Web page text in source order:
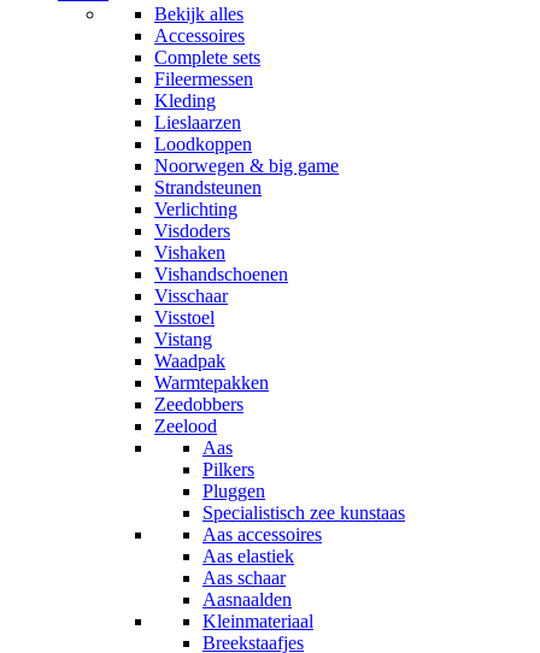
Bekijk alles
Accessoires
Complete sets
Fileermessen
Kleding
Lieslaarzen
Loodkoppen
Noorwegen & big game
Strandsteunen
Verlichting
Visdoders
Vishaken
Vishandschoenen
Visschaar
Visstoel
Vistang
Waadpak
Warmtepakken
Zeedobbers
Zeelood
Aas
Pilkers
Pluggen
Specialistisch zee kunstaas
Aas accessoires
Aas elastiek
Aas schaar
Aasnaalden
Kleinmateriaal
Breekstaafjes